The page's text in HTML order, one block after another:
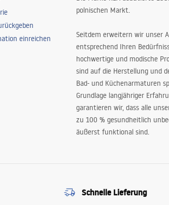
einreichen
polnischen Markt.
Seitdem erweitern wir unser
entsprechend Ihren
hochwertige und modische
sind auf die Herstellung und
Bad- und Küchenarmaturen
Grundlage langjähriger
garantieren wir, dass alle
zu 100 % gesundheitlich
äußerst funktional sind.
Schnelle Lieferung